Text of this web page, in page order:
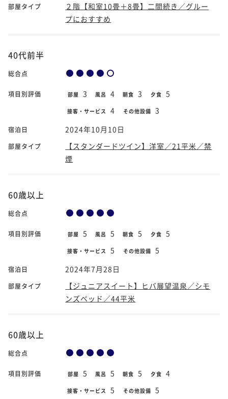
部屋タイプ
２階【和室10畳＋8畳】二間続き／グルー
プにおすすめ
40代前半
総合点
項目別評価 部屋 3 風呂 4 朝食 3 夕食 5
接客・サービス 4 その他設備 3
宿泊日 2024年10月10日
部屋タイプ
【スタンダードツイン】洋室／21平米／禁
煙
60歳以上
総合点
項目別評価 部屋 5 風呂 5 朝食 5 夕食 5
接客・サービス 5 その他設備 5
宿泊日 2024年7月28日
部屋タイプ
【ジュニアスイート】ヒバ展望温泉／シモ
ンズベッド／44平米
60歳以上
総合点
項目別評価 部屋 5 風呂 5 朝食 5 夕食 4
接客・サービス 5 その他設備 5